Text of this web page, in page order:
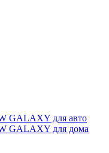
GALAXY для авто
GALAXY для дома